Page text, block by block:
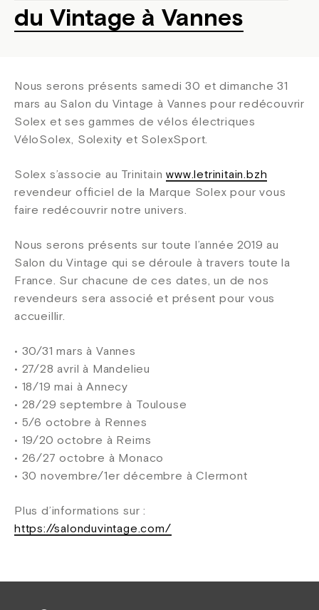
du Vintage à Vannes
Nous serons présents samedi 30 et dimanche 31
mars au Salon du Vintage à Vannes pour redécouvrir
Solex et ses gammes de vélos électriques
VéloSolex, Solexity et SolexSport.
Solex s’associe au Trinitainwww.letrinitain.bzh
revendeur officiel de la Marque Solex pour vous
faire redécouvrir notre univers.
Nous serons présents sur toute l’année 2019 au
Salon du Vintage qui se déroule à travers toute la
France. Sur chacune de ces dates, un de nos
revendeurs sera associé et présent pour vous
accueillir.
• 30/31 mars à Vannes
• 27/28 avril à Mandelieu
• 18/19 mai à Annecy
• 28/29 septembre à Toulouse
• 5/6 octobre à Rennes
• 19/20 octobre à Reims
• 26/27 octobre à Monaco
• 30 novembre/1er décembre à Clermont
Plus d’informations sur :
https://salonduvintage.com/